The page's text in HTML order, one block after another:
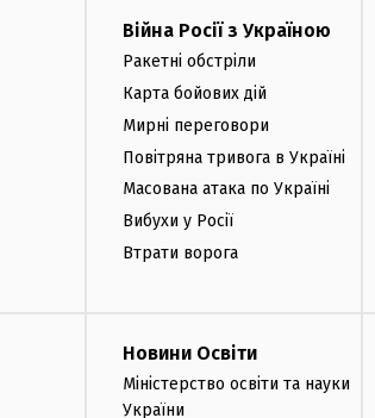
Війна Росії з Україною
Ракетні обстріли
Карта бойових дій
Мирні переговори
Повітряна тривога в Україні
Масована атака по Україні
Вибухи у Росії
Втрати ворога
Новини Освіти
Міністерство освіти та науки
України